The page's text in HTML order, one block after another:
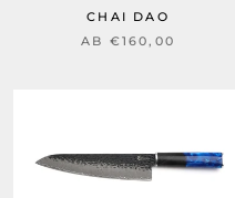
CHAI DAO
AB €160,00